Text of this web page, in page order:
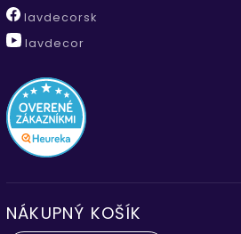
lavdecorsk
lavdecor
NÁKUPNÝ KOŠÍK